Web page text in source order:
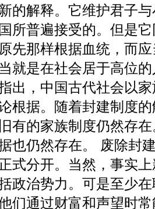
的解释。它维护君子
所普遍接受的。但是
先那样根据血统，而
就是在社会居于高位
，中国古代社会以家
根据。随着封建制度
有的家族制度仍然存
也仍然存在。 废除封
式分开。当然，事实
政治势力。可是至少
们通过财富和声望时